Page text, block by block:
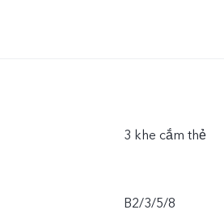
3 khe cắm thẻ
B2/3/5/8